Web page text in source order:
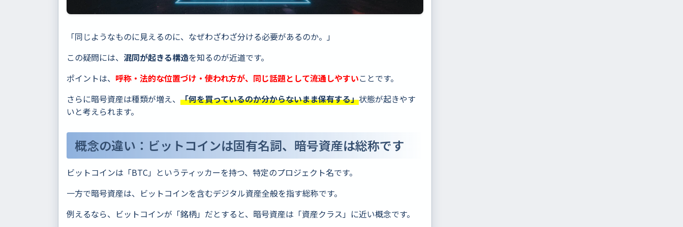
「同じようなものに見えるのに、なぜわざわざ分ける必要があるのか。」
この疑問には、 混同が起きる構造を知るのが近道です。
ポイントは、 呼称・法的な位置づけ・使われ方が、同じ話題として流通しやすいことです。
さらに暗号資産は種類が増え、 「何を買っているのか分からないまま保有する」状態が起きやす
いと考えられます。
概念の違い：ビットコインは固有名詞、暗号資産は総称です
ビットコインは「BTC」というティッカーを持つ、特定のプロジェクト名です。
一方で暗号資産は、ビットコインを含むデジタル資産全般を指す総称です。
例えるなら、ビットコインが「銘柄」だとすると、暗号資産は「資産クラス」に近い概念です。